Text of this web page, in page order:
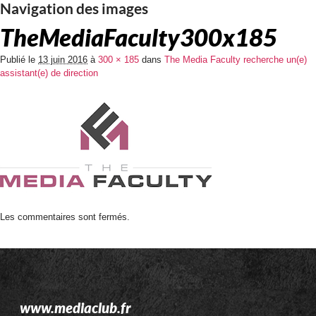
Navigation des images
TheMediaFaculty300x185
Publié le 13 juin 2016 à 300 × 185 dans The Media Faculty recherche un(e)
assistant(e) de direction
Les commentaires sont fermés.
www.mediaclub.fr